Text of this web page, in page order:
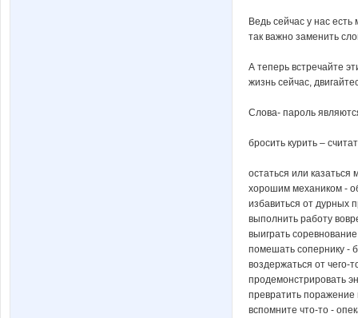
Ведь сейчас у нас
так важно заменить
А теперь встречайте
жизнь сейчас,
Слова- пароль
бросить курить –
остаться или
хорошим механиком -
избавиться от дурных
выполнить работу
выиграть
помешать сопернику -
воздержаться от чего-
продемонстрировать
превратить поражение
вспомните что-то -